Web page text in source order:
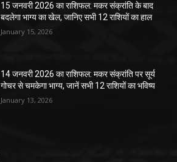
15 जनवरी 2026 का राशिफल: मकर संक्रांति के बाद
बदलेगा भाग्य का खेल, जानिए सभी 12 राशियों का हाल
January 15, 2026
14 जनवरी 2026 का राशिफल: मकर संक्रांति पर सूर्य
गोचर से चमकेगा भाग्य, जानें सभी 12 राशियों का भविष्य
January 13, 2026